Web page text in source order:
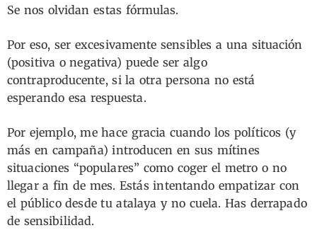
Se nos olvidan estas fórmulas.
Por eso, ser excesivamente sensibles a una situación
(positiva o negativa) puede ser algo
contraproducente, si la otra persona no está
esperando esa respuesta.
Por ejemplo, me hace gracia cuando los políticos (y
más en campaña) introducen en sus mítines
situaciones “populares” como coger el metro o no
llegar a fin de mes. Estás intentando empatizar con
el público desde tu atalaya y no cuela. Has derrapado
de sensibilidad.